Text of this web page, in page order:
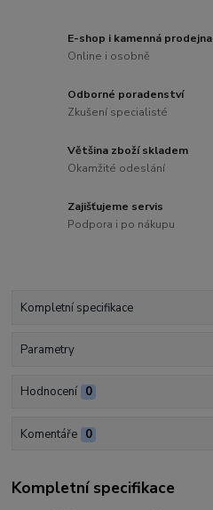
E-shop i kamenná prodejna
Online i osobně
Odborné poradenství
Zkušení specialisté
Většina zboží skladem
Okamžité odeslání
Zajišťujeme servis
Podpora i po nákupu
Kompletní specifikace
Parametry
Hodnocení 0
Komentáře 0
Kompletní specifikace